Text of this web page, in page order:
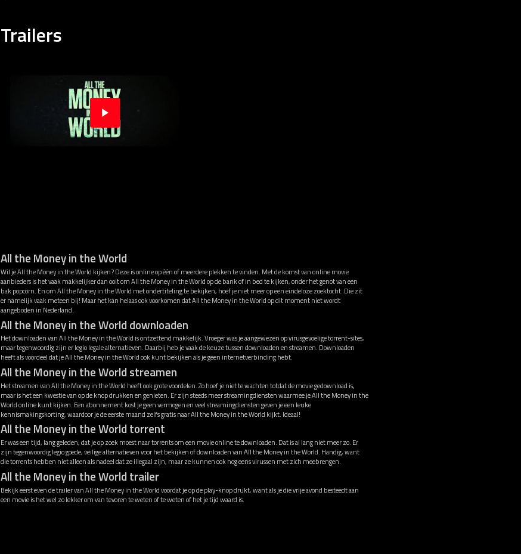
Trailers
All the Money in the World
Wil je All the Money in the World kijken? Deze is online op één of meerdere plekken te vinden. Met de komst van online movie
aanbieders is het vaak makkelijker dan ooit om All the Money in the World op de bank of in bed te kijken, onder het genot van een
bak popcorn. En om All the Money in the World met ondertiteling te bekijken, hoef je niet meer op een eindeloze zoektocht. Die zit
er namelijk vaak meteen bij! Maar het kan helaas ook voorkomen dat All the Money in the World op dit moment niet wordt
aangeboden in Nederland.
All the Money in the World downloaden
Het downloaden van All the Money in the World is ontzettend makkelijk. Vroeger was je aangewezen op virusgevoelige torrent-sites,
maar tegenwoordig zijn er legio legale alternatieven. Daarbij heb je vaak de keuze tussen downloaden en streamen. Downloaden
heeft als voordeel dat je All the Money in the World ook kunt bekijken als je geen internetverbinding hebt.
All the Money in the World streamen
Het streamen van All the Money in the World heeft ook grote voordelen. Zo hoef je niet te wachten totdat de movie gedownload is,
maar is het een kwestie van op de knop drukken en genieten. Er zijn steeds meer streamingdiensten waarmee je All the Money in the
World online kunt kijken. Een abonnement kost je geen vermogen en veel streamingdiensten geven je een leuke
kennismakingskorting, waardoor je de eerste maand zelfs gratis naar All the Money in the World kijkt. Ideaal!
All the Money in the World torrent
Er was een tijd, lang geleden, dat je op zoek moest naar torrents om een movie online te downloaden. Dat is al lang niet meer zo. Er
zijn tegenwoordig legio goede, veilige alternatieven voor het bekijken of downloaden van All the Money in the World. Handig, want
die torrents hebben niet alleen als nadeel dat ze illegaal zijn, maar ze kunnen ook nog eens virussen met zich meebrengen.
All the Money in the World trailer
Bekijk eerst even de trailer van All the Money in the World voordat je op de play-knop drukt, want als je die vrije avond besteedt aan
een movie is het wel zo lekker om van tevoren te weten of te weten of het je tijd waard is.